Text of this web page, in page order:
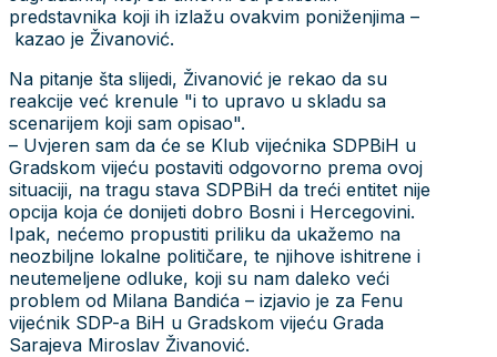
predstavnika koji ih izlažu ovakvim poniženjima –
kazao je Živanović.
Na pitanje šta slijedi, Živanović je rekao da su
reakcije već krenule "i to upravo u skladu sa
scenarijem koji sam opisao".
– Uvjeren sam da će se Klub vijećnika SDPBiH u
Gradskom vijeću postaviti odgovorno prema ovoj
situaciji, na tragu stava SDPBiH da treći entitet nije
opcija koja će donijeti dobro Bosni i Hercegovini.
Ipak, nećemo propustiti priliku da ukažemo na
neozbiljne lokalne političare, te njihove ishitrene i
neutemeljene odluke, koji su nam daleko veći
problem od Milana Bandića – izjavio je za Fenu
vijećnik SDP-a BiH u Gradskom vijeću Grada
Sarajeva Miroslav Živanović.